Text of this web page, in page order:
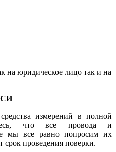
на юридическое лицо так и на
СИ
измерений в полной
что все провода и
мы все равно попросим их
срок проведения поверки.